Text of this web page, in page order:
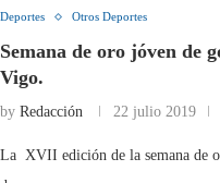
Deportes Otros Deportes
Semana de oro jóven de
Vigo.
by Redacción 22 julio 2019
La XVII edición de la semana de